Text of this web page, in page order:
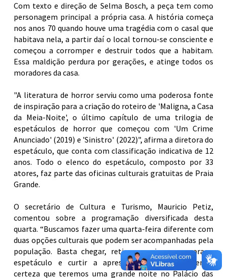
Com texto e direção de Selma Bosch, a peça tem como
personagem principal a própria casa. A história começa
nos anos 70 quando houve uma tragédia com o casal que
habitava nela, a partir daí o local tornou-se consciente e
começou a corromper e destruir todos que a habitam.
Essa maldição perdura por gerações, e atinge todos os
moradores da casa.
"A literatura de horror serviu como uma poderosa fonte
de inspiração para a criação do roteiro de 'Maligna, a Casa
da Meia-Noite', o último capítulo de uma trilogia de
espetáculos de horror que começou com 'Um Crime
Anunciado' (2019) e 'Sinistro' (2022)", afirma a diretora do
espetáculo, que conta com classificação indicativa de 12
anos. Todo o elenco do espetáculo, composto por 33
atores, faz parte das oficinas culturais gratuitas de Praia
Grande.
O secretário de Cultura e Turismo, Mauricio Petiz,
comentou sobre a programação diversificada desta
quarta. “Buscamos fazer uma quarta-feira diferente com
duas opções culturais que podem ser acompanhadas pela
população. Basta chegar, retirar seu ingresso para o
espetáculo e curtir a apresentação musical. Tenho
certeza que teremos uma grande noite no Palácio das